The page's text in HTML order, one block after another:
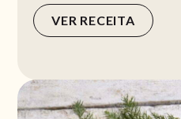
VER RECEITA